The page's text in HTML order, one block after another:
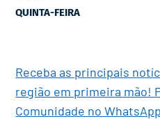
QUINTA-FEIRA
Receba as principais
região em primeira mão!
Comunidade no